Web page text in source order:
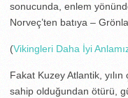
sonucunda, enlem
Norveç’ten batıya –
(Vikingleri Daha İyi
Fakat Kuzey Atlantik,
sahip olduğundan ötürü,